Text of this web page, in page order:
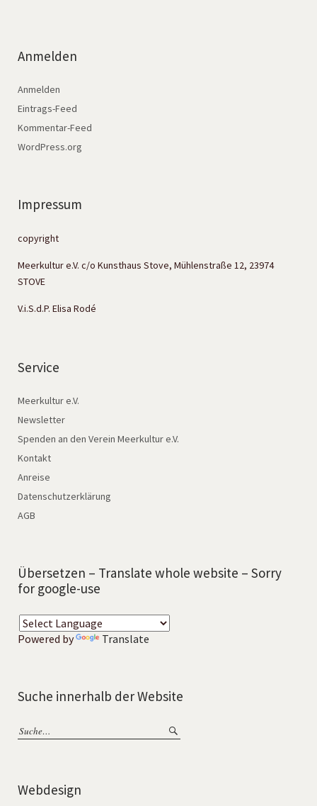
Anmelden
Anmelden
Eintrags-Feed
Kommentar-Feed
WordPress.org
Impressum
copyright
Meerkultur e.V. c/o Kunsthaus Stove, Mühlenstraße 12, 23974
STOVE
V.i.S.d.P. Elisa Rodé
Service
Meerkultur e.V.
Newsletter
Spenden an den Verein Meerkultur e.V.
Kontakt
Anreise
Datenschutzerklärung
AGB
Übersetzen – Translate whole website – Sorry
for google-use
Powered by Translate
Suche innerhalb der Website
Webdesign